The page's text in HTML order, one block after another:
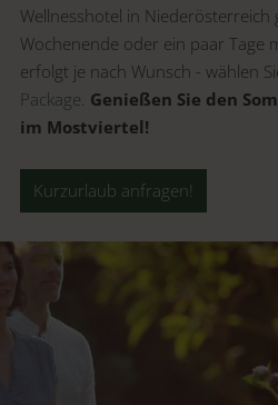
Wellnesshotel in Niederösterreich
Wochenende oder ein paar Tage
erfolgt je nach Wunsch - wählen
Package Genießen Sie den
im Mostviertel!
Kurzurlaub anfragen!